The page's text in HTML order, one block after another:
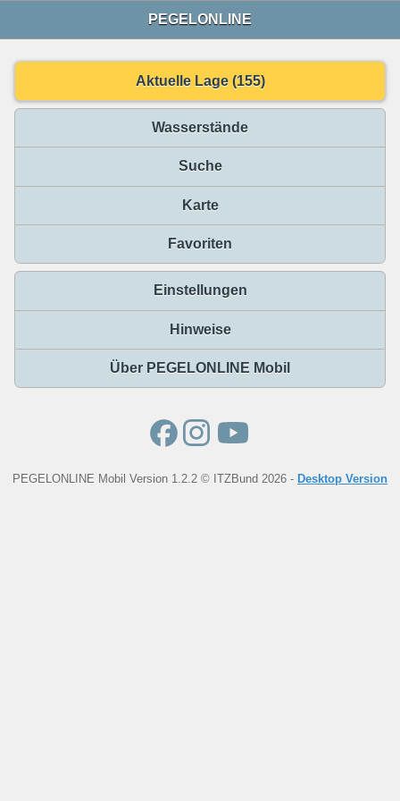
PEGELONLINE
Aktuelle Lage (155)
Wasserstände
Suche
Karte
Favoriten
Einstellungen
Hinweise
Über PEGELONLINE Mobil
PEGELONLINE Mobil Version 1.2.2 © ITZBund 2026 - Desktop Version